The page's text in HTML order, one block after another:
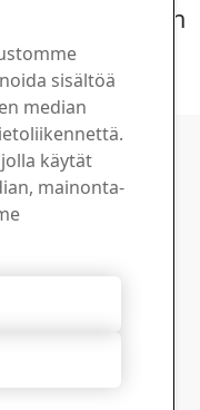
digitaalisen
sisältöä
median
käytät
mainonta-